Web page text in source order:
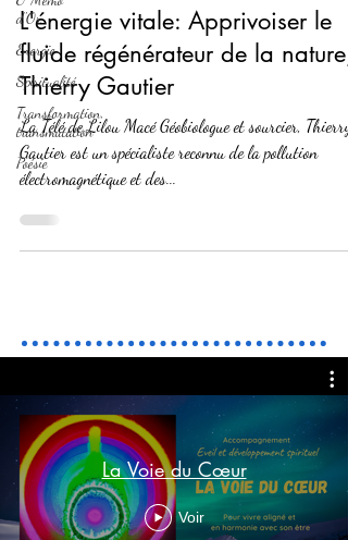
d'Or
Energie
Spiritualité
Transformation,
transmutation
Poésie
L'énergie vitale: Apprivoiser le
fluide régénérateur de la nature,
Thierry Gautier
La Télé de Lilou Macé Géobiologue et sourcier, Thierry
Gautier est un spécialiste reconnu de la pollution
électromagnétique et des...
La Voie du Cœur
Voir